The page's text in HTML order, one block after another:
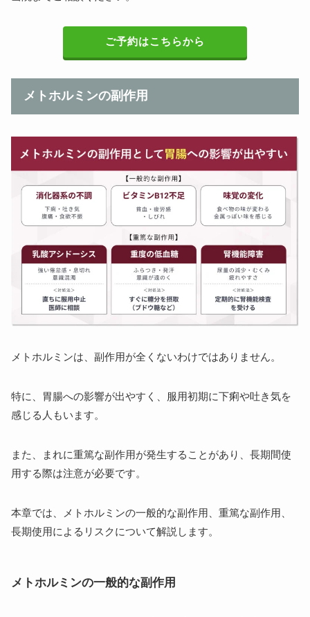
ご予約はこちらから
メトホルミンの副作用
メトホルミンは、副作用が全くないわけではありません。
特に、胃腸への影響が出やすく、服用初期に下痢や吐き気を
感じる人もいます。
また、まれに重篤な副作用が発生することがあり、長期間使
用する際は注意が必要です。
本章では、メトホルミンの一般的な副作用、重篤な副作用、
長期使用によるリスクについて解説します。
メトホルミンの一般的な副作用